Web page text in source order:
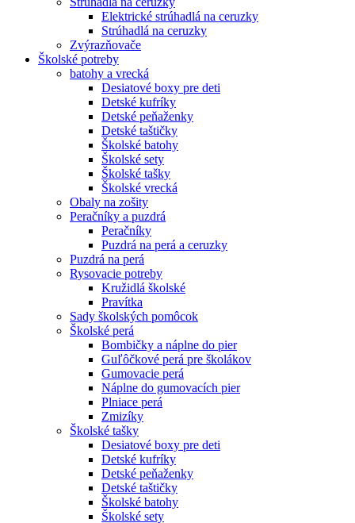
Elektrické strúhadlá na ceruzky
Strúhadlá na ceruzky
Zvýrazňovače
Školské potreby
batohy a vrecká
Desiatové boxy pre deti
Detské kufríky
Detské peňaženky
Detské taštičky
Školské batohy
Školské sety
Školské tašky
Školské vrecká
Obaly na zošity
Peračníky a puzdrá
Peračníky
Puzdrá na perá a ceruzky
Puzdrá na perá
Rysovacie potreby
Kružidlá školské
Pravítka
Sady školských pomôcok
Školské perá
Bombičky a náplne do pier
Guľôčkové perá pre školákov
Gumovacie perá
Náplne do gumovacích pier
Plniace perá
Zmizíky
Školské tašky
Desiatové boxy pre deti
Detské kufríky
Detské peňaženky
Detské taštičky
Školské batohy
Školské sety